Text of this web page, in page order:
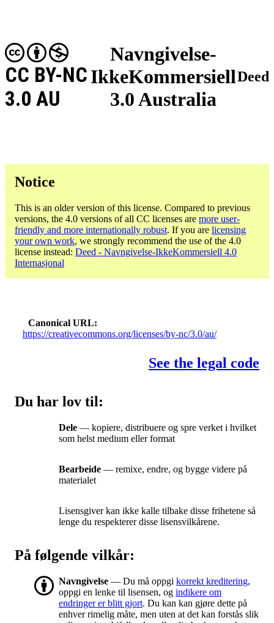
Navngivelse-
IkkeKommersiell
3.0 Australia
CC BY-NC
3.0 AU
Deed
Notice
This is an older version of this license. Compared to previous
versions, the 4.0 versions of all CC licenses are more user-
friendly and more internationally robust. If you are licensing
your own work, we strongly recommend the use of the 4.0
license instead: Deed - Navngivelse-IkkeKommersiell 4.0
Internasjonal
Canonical URL
https://creativecommons.org/licenses/by-nc/3.0/au/
See the legal code
Du har lov til:
Dele — kopiere, distribuere og spre verket i hvilket
som helst medium eller format
Bearbeide — remixe, endre, og bygge videre på
materialet
Lisensgiver kan ikke kalle tilbake disse frihetene så
lenge du respekterer disse lisensvilkårene.
På følgende vilkår:
Navngivelse — Du må oppgi korrekt kreditering,
oppgi en lenke til lisensen, og indikere om
endringer er blitt gjort. Du kan kan gjøre dette på
enhver rimelig måte, men uten at det kan forstås slik